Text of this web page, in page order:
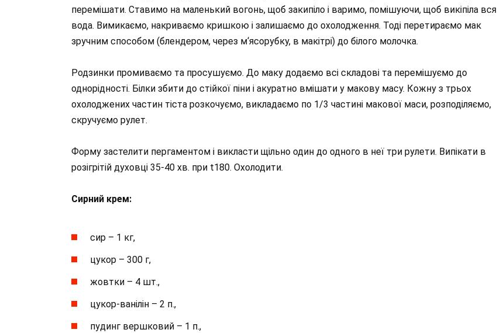
перемішати. Ставимо на маленький вогонь, щоб закипіло і варимо, помішуючи, щоб викіпіла вся
вода. Вимикаємо, накриваємо кришкою і залишаємо до охолодження. Тоді перетираємо мак
зручним способом (блендером, через м‘ясорубку, в макітрі) до білого молочка.
Родзинки промиваємо та просушуємо. До маку додаємо всі складові та перемішуємо до
однорідності. Білки збити до стійкої піни і акуратно вмішати у макову масу. Кожну з трьох
охолоджених частин тіста розкочуємо, викладаємо по 1/3 частині макової маси, розподіляємо,
скручуємо рулет.
Форму застелити пергаментом і викласти щільно один до одного в неї три рулети. Випікати в
розігрітій духовці 35-40 хв. при t180. Охолодити.
Сирний крем:
сир – 1 кг,
цукор – 300 г,
жовтки – 4 шт.,
цукор-ванілін – 2 п.,
пудинг вершковий – 1 п.,